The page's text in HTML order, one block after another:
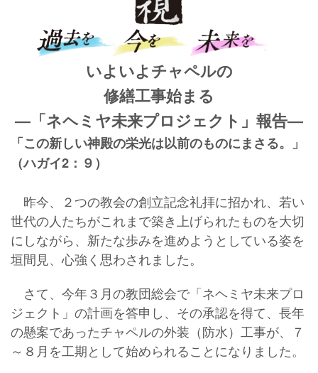
いよいよチャペルの
修繕工事始まる
―「ネヘミヤ未来プロジェクト」報告―
「この新しい神殿の栄光は以前のものにまさる。」
（ハガイ2：９）
昨今、２つの教会の創立記念礼拝に招かれ、若い
世代の人たちがこれまで築き上げられたものを大切
にしながら、新たな歩みを進めようとしている姿を
垣間見、心強く思わされました。
さて、今年３月の教団総会で「ネヘミヤ未来プロ
ジェクト」の計画を答申し、その承認を得て、長年
の懸案であったチャペルの外装（防水）工事が、７
～８月を工期として始められることになりました。